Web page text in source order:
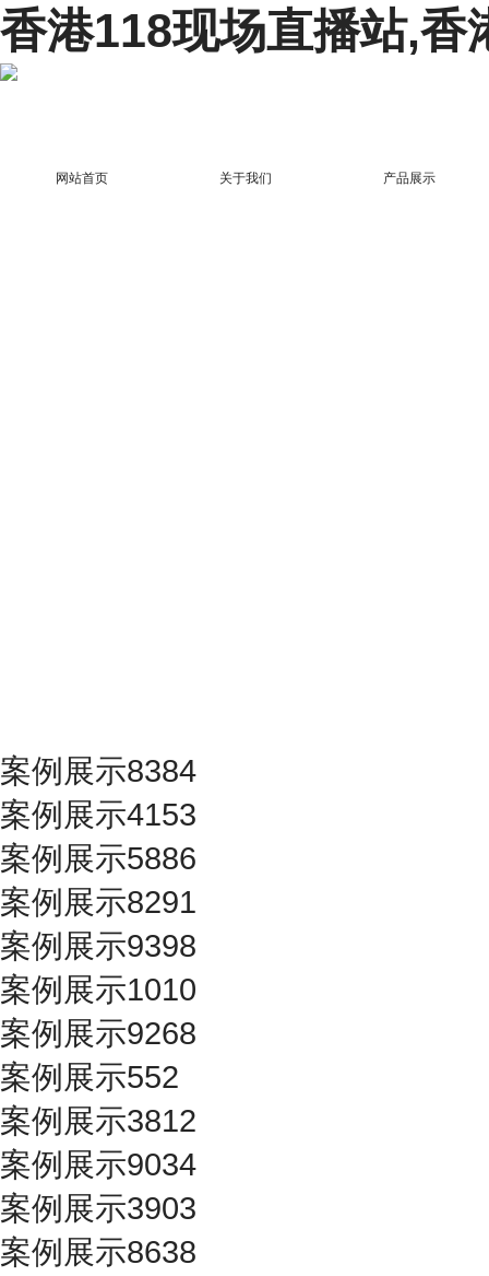
香港118现场直播站,香
网站首页 关于我们 产品展示
案例展示8384
案例展示4153
案例展示5886
案例展示8291
案例展示9398
案例展示1010
案例展示9268
案例展示552
案例展示3812
案例展示9034
案例展示3903
案例展示8638